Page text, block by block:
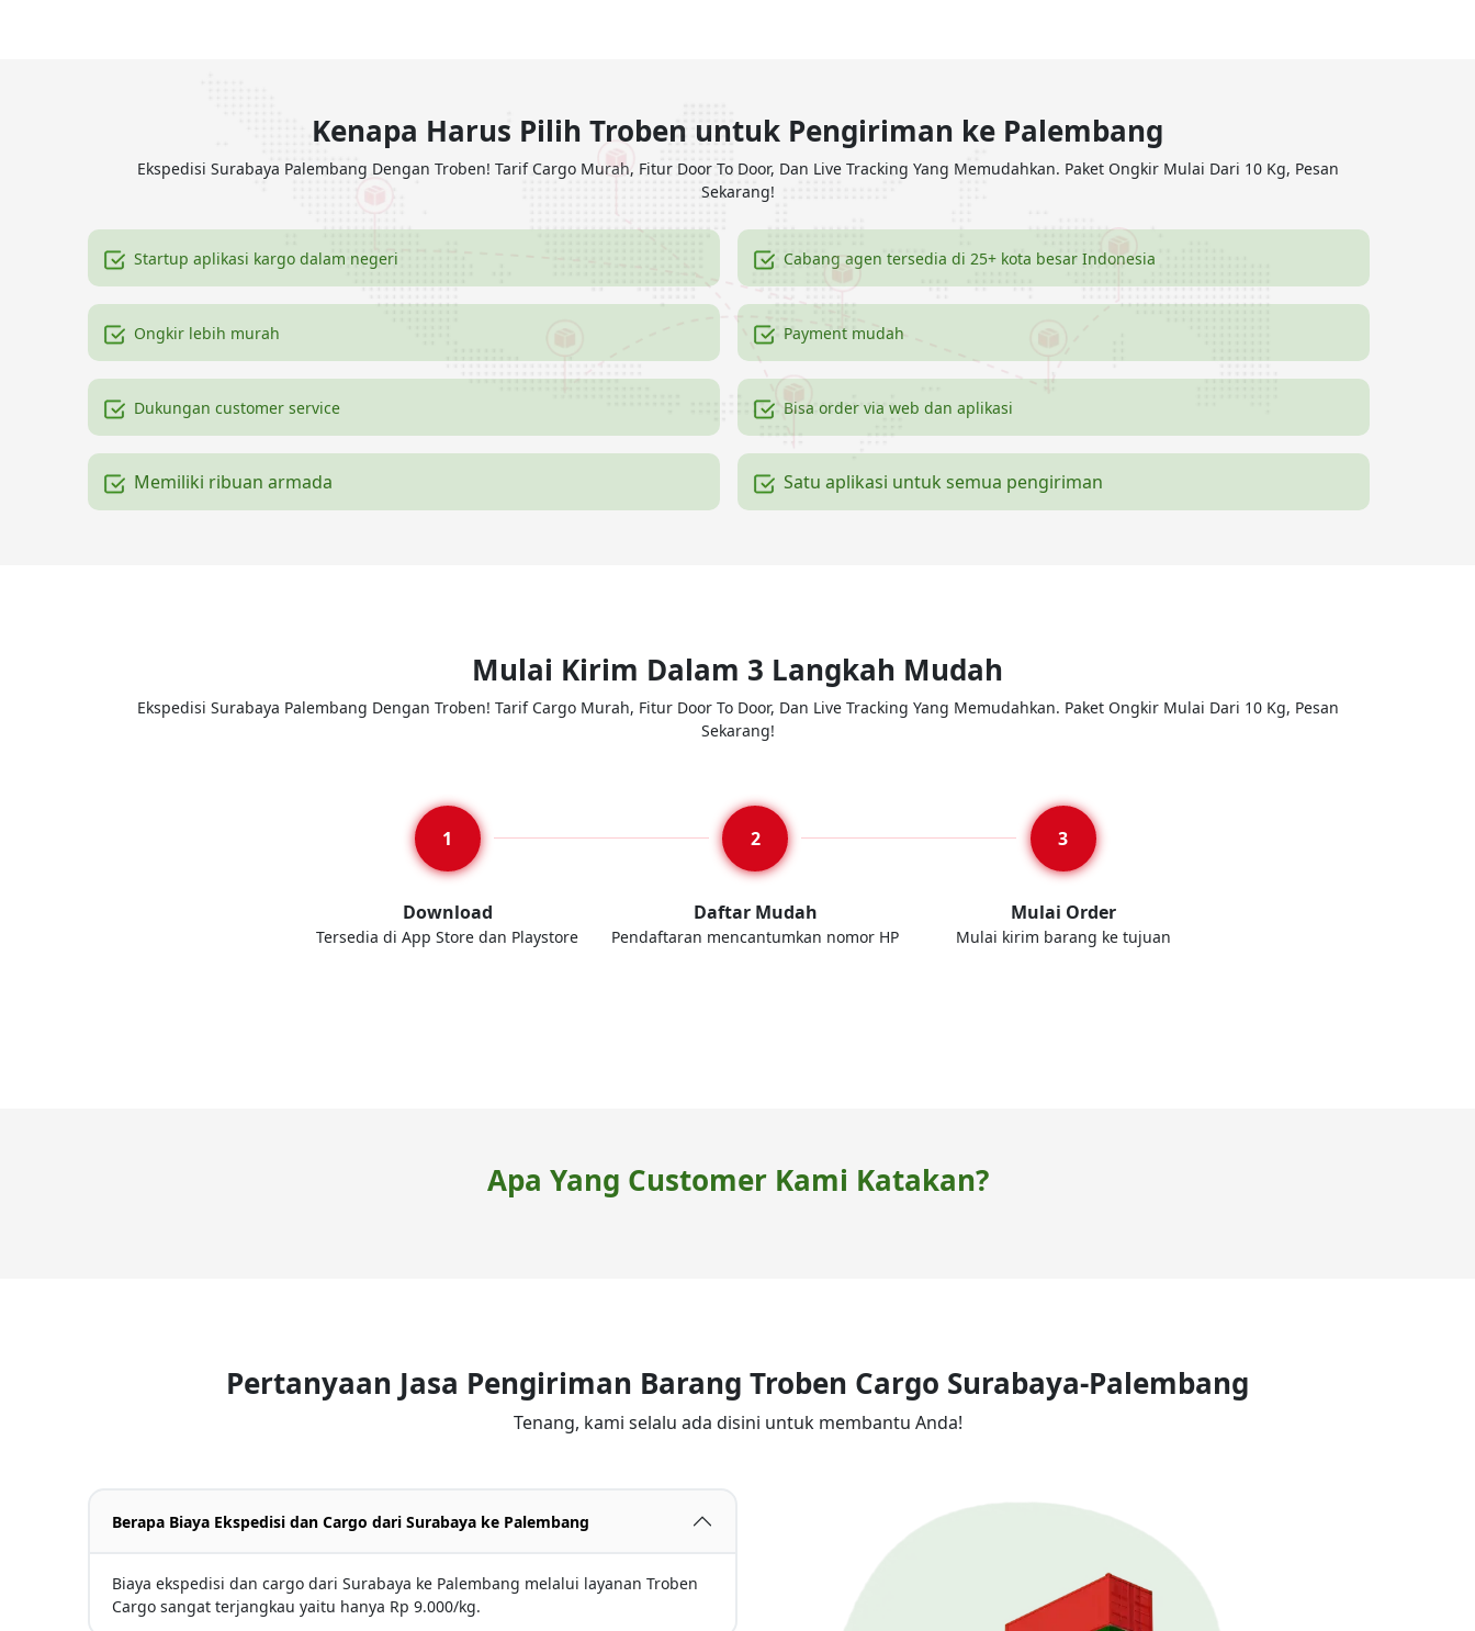
Kenapa Harus Pilih Troben untuk Pengiriman ke Palembang
Ekspedisi Surabaya Palembang Dengan Troben! Tarif Cargo Murah, Fitur Door To Door, Dan Live Tracking Yang Memudahkan. Paket Ongkir Mulai Dari 10 Kg, Pesan
Sekarang!
Startup aplikasi kargo dalam negeri Cabang agen tersedia di 25+ kota besar Indonesia
Ongkir lebih murah Payment mudah
Dukungan customer service Bisa order via web dan aplikasi
Memiliki ribuan armada Satu aplikasi untuk semua pengiriman
Mulai Kirim Dalam 3 Langkah Mudah
Ekspedisi Surabaya Palembang Dengan Troben! Tarif Cargo Murah, Fitur Door To Door, Dan Live Tracking Yang Memudahkan. Paket Ongkir Mulai Dari 10 Kg, Pesan
Sekarang!
Download
Tersedia di App Store dan Playstore
Daftar Mudah
Pendaftaran mencantumkan nomor HP
Mulai Order
Mulai kirim barang ke tujuan
Apa Yang Customer Kami Katakan?
Pertanyaan Jasa Pengiriman Barang Troben Cargo Surabaya-Palembang
Tenang, kami selalu ada disini untuk membantu Anda!
Berapa Biaya Ekspedisi dan Cargo dari Surabaya ke Palembang
Biaya ekspedisi dan cargo dari Surabaya ke Palembang melalui layanan Troben
Cargo sangat terjangkau yaitu hanya Rp 9.000/kg.